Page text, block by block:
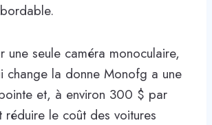
une seule caméra monoculaire,
change la donne Monofg a une
et, à environ 300 $ par
réduire le coût des voitures